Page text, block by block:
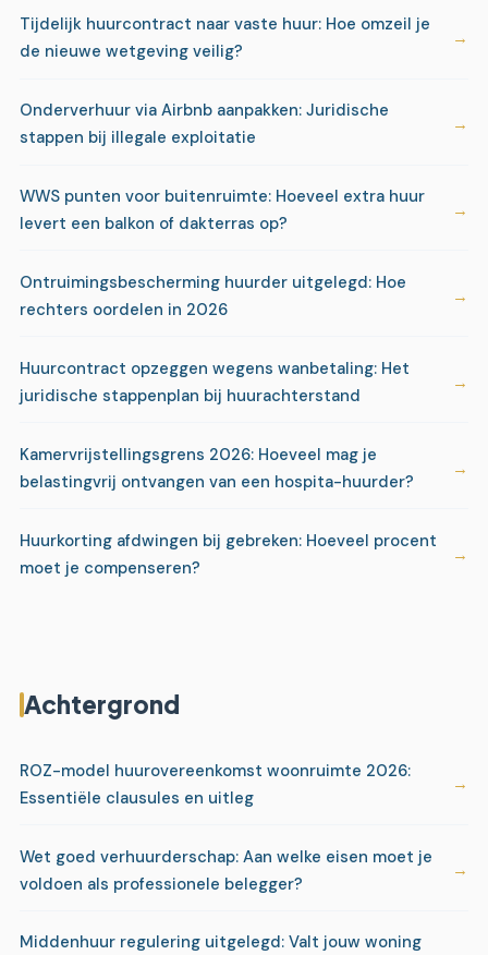
Tijdelijk huurcontract naar vaste huur: Hoe omzeil je
de nieuwe wetgeving veilig?
Onderverhuur via Airbnb aanpakken: Juridische
stappen bij illegale exploitatie
WWS punten voor buitenruimte: Hoeveel extra huur
levert een balkon of dakterras op?
Ontruimingsbescherming huurder uitgelegd: Hoe
rechters oordelen in 2026
Huurcontract opzeggen wegens wanbetaling: Het
juridische stappenplan bij huurachterstand
Kamervrijstellingsgrens 2026: Hoeveel mag je
belastingvrij ontvangen van een hospita-huurder?
Huurkorting afdwingen bij gebreken: Hoeveel procent
moet je compenseren?
Achtergrond
ROZ-model huurovereenkomst woonruimte 2026:
Essentiële clausules en uitleg
Wet goed verhuurderschap: Aan welke eisen moet je
voldoen als professionele belegger?
Middenhuur regulering uitgelegd: Valt jouw woning